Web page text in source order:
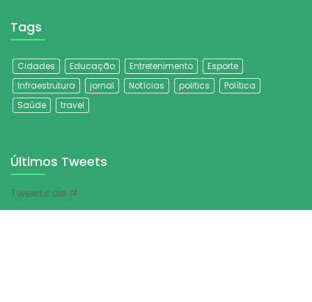
Tags
Cidades Educação Entretenimento
Esporte
Infraestrutura
jornal Notícias politics
Política
Saúde
travel
Últimos Tweets
Tweets de #